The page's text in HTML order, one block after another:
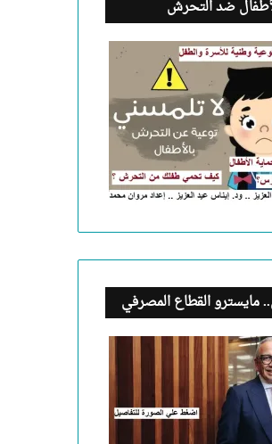
ضد التحرش
مايسترو القطاع المصرفي